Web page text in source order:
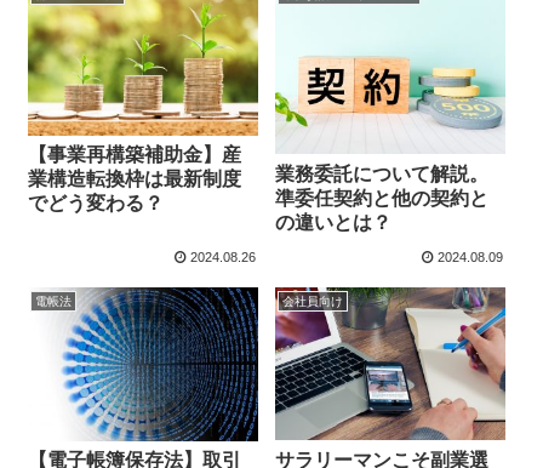
【事業再構築補助金】産
業構造転換枠は最新制度
でどう変わる？
2024.08.26
業務委託について解説。
準委任契約と他の契約と
の違いとは？
2024.08.09
電帳法
【電子帳簿保存法】取引
会社員向け
サラリーマンこそ副業選